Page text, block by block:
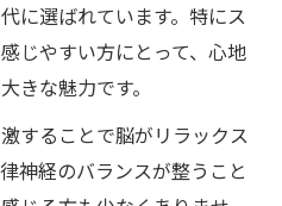
に選ばれています。特にス
じやすい方にとって、心地
きな魅力です。
することで脳がリラックス
神経のバランスが整うこと